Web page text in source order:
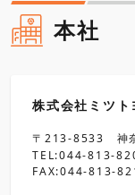
研究開発
M3
本社
株式会社ミツト
〒213-8533 神
TEL:044-813-
FAX:044-813-